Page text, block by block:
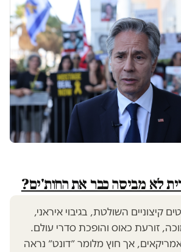
לא מביסה כבר את החות'ים?
קיצוניים השולטת, בגיבוי איראני,
זורעת כאוס והופכת סדרי עולם.
אך חוץ מלומר ״דונט״ נראה